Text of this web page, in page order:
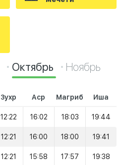
Октябрь Ноябрь
Зухр Аср Магриб Иша
12:22 16:02 18:03 19:44
12:21 16:00 18:00 19:41
12:21 15:58 17:57 19:38